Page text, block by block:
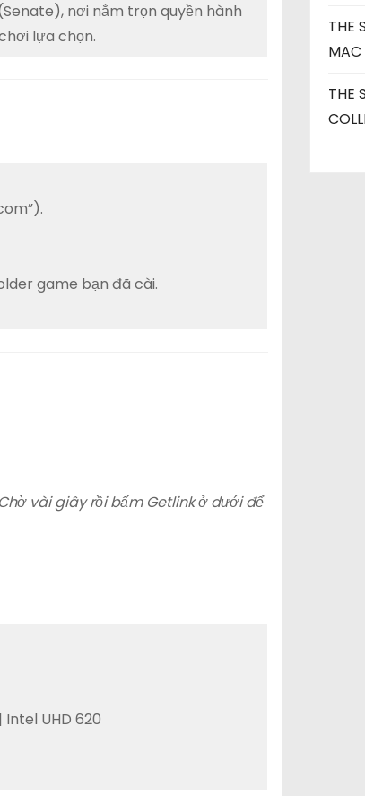
nơi nắm trọn quyền hành
lựa chọn.
game bạn đã cài.
vài giây rồi bấm Getlink ở dưới để
Intel UHD 620
THE
MAC
THE